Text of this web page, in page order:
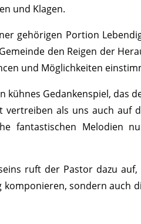
und Klagen.
gehörigen Portion
den Reigen der
und Möglichkeiten
kühnes Gedankenspiel, das
als uns auch auf
fantastischen Melodien
ruft der Pastor dazu
sondern auch